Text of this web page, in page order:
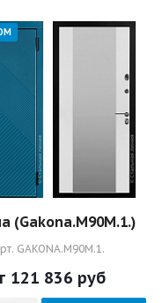
(Gakona.M90M.1.)
GAKONA.M90M.1.
121 836 руб